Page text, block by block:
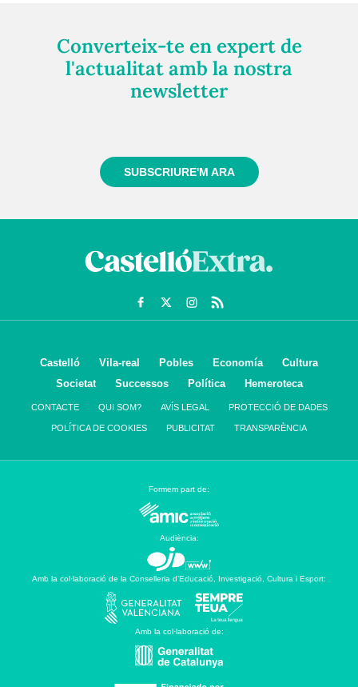
Converteix-te en expert de
l'actualitat amb la nostra
newsletter
SUBSCRIURE'M ARA
Castelló Vila-real Pobles Economía
Cultura
Societat
Successos Política Hemeroteca
CONTACTE QUI SOM? AVÍS LEGAL PROTECCIÓ DE DADES
POLÍTICA DE COOKIES PUBLICITAT TRANSPARÈNCIA
Formem part de:
Audiència:
Amb la col·laboració de la Conselleria d’Educació, Investigació, Cultura i Esport:
Amb la col·laboració de: